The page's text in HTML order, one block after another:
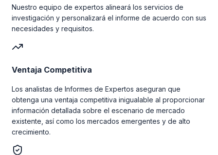
Nuestro equipo de expertos alineará los servicios de
investigación y personalizará el informe de acuerdo con sus
necesidades y requisitos.
Ventaja Competitiva
Los analistas de Informes de Expertos aseguran que
obtenga una ventaja competitiva inigualable al proporcionar
información detallada sobre el escenario de mercado
existente, así como los mercados emergentes y de alto
crecimiento.